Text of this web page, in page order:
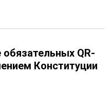
QR-
Конституции